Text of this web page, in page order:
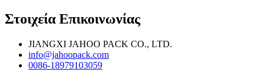
Στοιχεία Επικοινωνίας
JIANGXI JAHOO PACK CO., LTD.
info@jahoopack.com
0086-18979103059